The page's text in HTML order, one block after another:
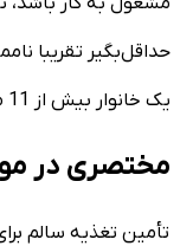
حداقل‌بگیر تقریبا
یک خانوار بیش از 11 میلیون تومان هزینه در بر دارد.
مختصری در
تأمین تغذیه سالم